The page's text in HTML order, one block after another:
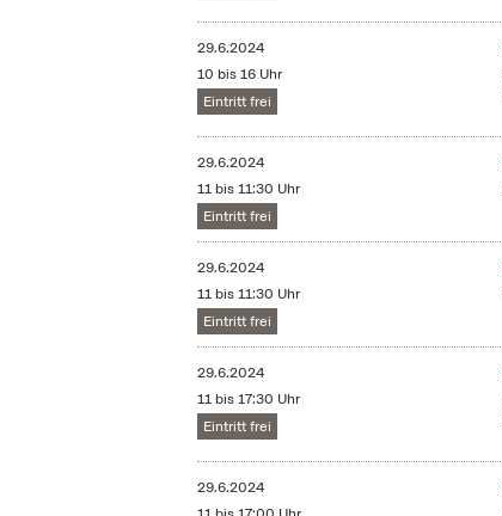
29.6.2024
10 bis 16 Uhr
Eintritt frei
29.6.2024
11 bis 11:30 Uhr
Eintritt frei
29.6.2024
11 bis 11:30 Uhr
Eintritt frei
29.6.2024
11 bis 17:30 Uhr
Eintritt frei
29.6.2024